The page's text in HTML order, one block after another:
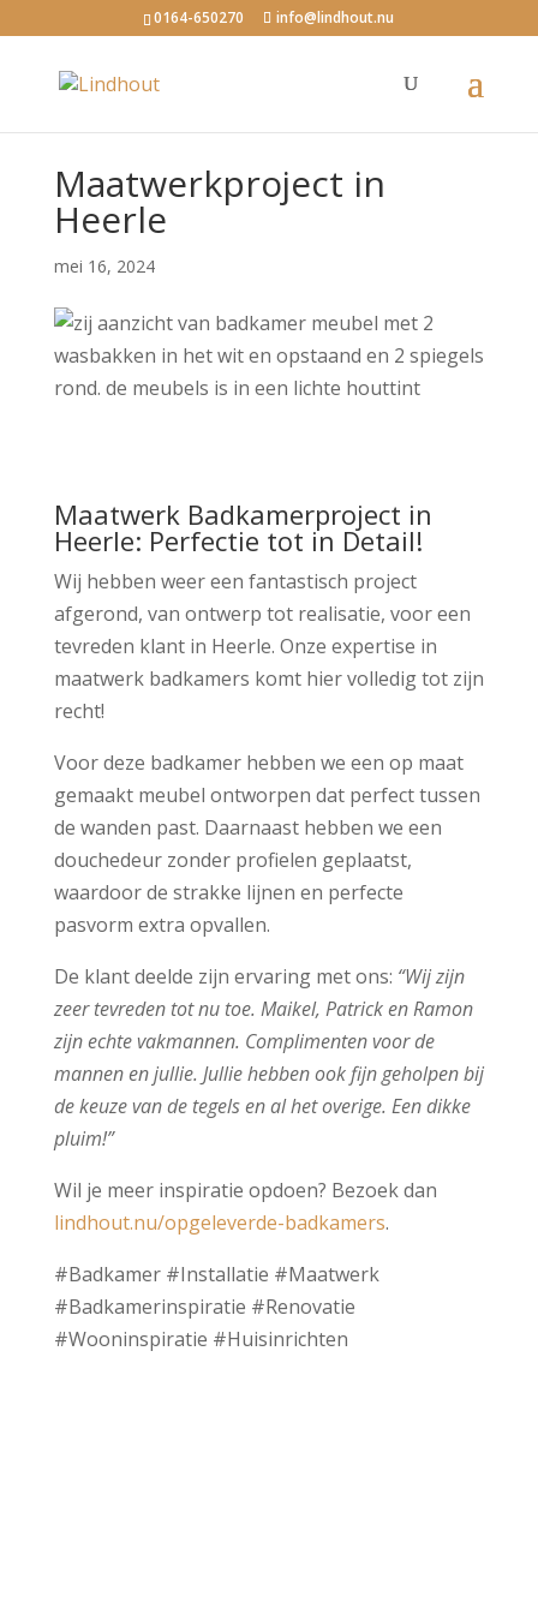
0164-650270 info@lindhout.nu
Maatwerkproject in
Heerle
mei 16, 2024
Maatwerk Badkamerproject in
Heerle: Perfectie tot in Detail!
Wij hebben weer een fantastisch project
afgerond, van ontwerp tot realisatie, voor een
tevreden klant in Heerle. Onze expertise in
maatwerk badkamers komt hier volledig tot zijn
recht!
Voor deze badkamer hebben we een op maat
gemaakt meubel ontworpen dat perfect tussen
de wanden past. Daarnaast hebben we een
douchedeur zonder profielen geplaatst,
waardoor de strakke lijnen en perfecte
pasvorm extra opvallen.
De klant deelde zijn ervaring met ons: “Wij zijn
zeer tevreden tot nu toe. Maikel, Patrick en Ramon
zijn echte vakmannen. Complimenten voor de
mannen en jullie. Jullie hebben ook fijn geholpen bij
de keuze van de tegels en al het overige. Een dikke
pluim!”
Wil je meer inspiratie opdoen? Bezoek dan
lindhout.nu/opgeleverde-badkamers.
#Badkamer #Installatie #Maatwerk
#Badkamerinspiratie #Renovatie
#Wooninspiratie #Huisinrichten